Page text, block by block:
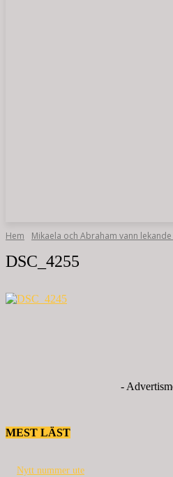
Hem Mikaela och Abraham vann
DSC_4255
-
MEST LÄST
Nytt nummer ute